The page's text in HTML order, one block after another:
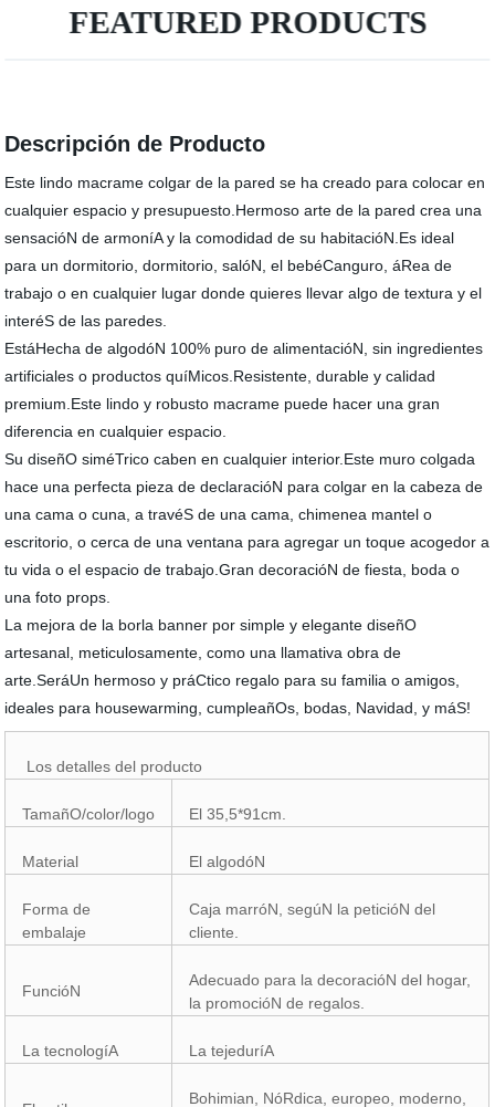
FEATURED PRODUCTS
Descripción de Producto
Este lindo macrame colgar de la pared se ha creado para colocar en
cualquier espacio y presupuesto.Hermoso arte de la pared crea una
sensacióN de armoníA y la comodidad de su habitacióN.Es ideal
para un dormitorio, dormitorio, salóN, el bebéCanguro, áRea de
trabajo o en cualquier lugar donde quieres llevar algo de textura y el
interéS de las paredes.
EstáHecha de algodóN 100% puro de alimentacióN, sin ingredientes
artificiales o productos quíMicos.Resistente, durable y calidad
premium.Este lindo y robusto macrame puede hacer una gran
diferencia en cualquier espacio.
Su diseñO siméTrico caben en cualquier interior.Este muro colgada
hace una perfecta pieza de declaracióN para colgar en la cabeza de
una cama o cuna, a travéS de una cama, chimenea mantel o
escritorio, o cerca de una ventana para agregar un toque acogedor a
tu vida o el espacio de trabajo.Gran decoracióN de fiesta, boda o
una foto props.
La mejora de la borla banner por simple y elegante diseñO
artesanal, meticulosamente, como una llamativa obra de
arte.SeráUn hermoso y práCtico regalo para su familia o amigos,
ideales para housewarming, cumpleañOs, bodas, Navidad, y máS!
Los detalles del producto
TamañO/color/logo El 35,5*91cm.
Material El algodóN
Forma de
embalaje
Caja marróN, segúN la peticióN del
cliente.
FuncióN
Adecuado para la decoracióN del hogar,
la promocióN de regalos.
La tecnologíA La tejeduríA
Bohimian, NóRdica, europeo, moderno,